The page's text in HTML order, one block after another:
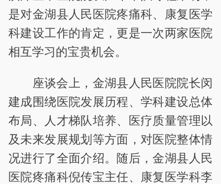
是对金湖县人民医院疼痛科、康复医学
科建设工作的肯定，更是一次两家医院
相互学习的宝贵机会。
座谈会上，金湖县人民医院院长闵
建成围绕医院发展历程、学科建设总体
布局、人才梯队培养、医疗质量管理以
及未来发展规划等方面，对医院整体情
况进行了全面介绍。随后，金湖县人民
医院疼痛科倪传宝主任、康复医学科李